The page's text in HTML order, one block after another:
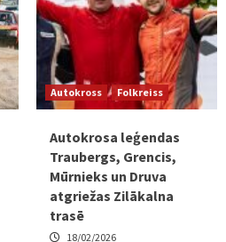
Autokross Folkreiss
Autokrosa leģendas
Traubergs, Grencis,
Mūrnieks un Druva
atgriežas Zilākalna
trasē
18/02/2026